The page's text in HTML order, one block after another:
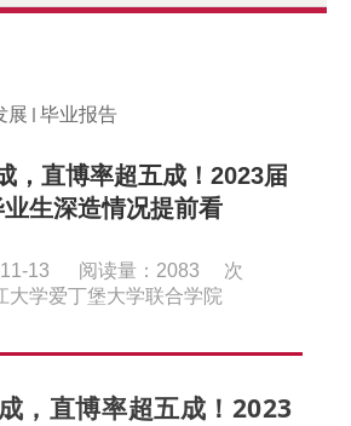
展 毕业报告
，直博率超五成！2023届
生深造情况提前看
13 阅读量： 2083
次
大学爱丁堡大学联合学院
，直博率超五成！2023